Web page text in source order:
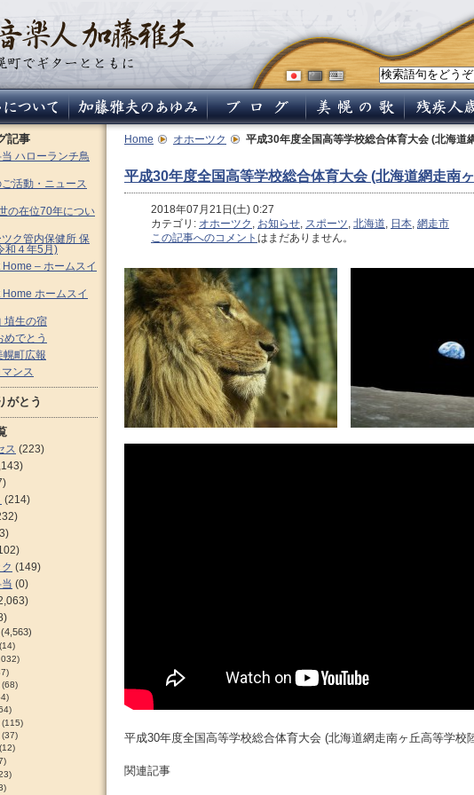
Home オホーツク 平成30年度全国高等学校総合体育大会 (北海道
平成30年度全国高等学校総合体育大会 (北海道網走南
2018年07月21日(土) 0:27
カテゴリ: オホーツク , お知らせ, スポーツ, 北海道, 日本, 網走市
この記事へのコメント はまだありません。
平成30年度全国高等学校総合体育大会 (北海道網走南ヶ丘高等学校
関連記事
記事
ハローランチ鳥
活動・ニュース
の在位70年につい
ク管内保健所 保
和４年5月)
– ホームスイ
ホームスイ
埴生の宿
めでとう
幌町広報
ンス
がとう
ス (223)
(214)
(149)
(0)
(4,563)
(14)
(68)
(115)
(37)
(12)